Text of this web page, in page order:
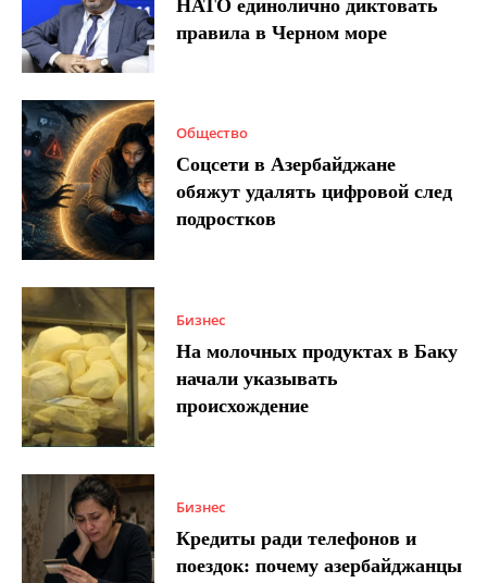
НАТО единолично диктовать
правила в Черном море
Общество
Соцсети в Азербайджане
обяжут удалять цифровой след
подростков
Бизнес
На молочных продуктах в Баку
начали указывать
происхождение
Бизнес
Кредиты ради телефонов и
поездок: почему азербайджанцы